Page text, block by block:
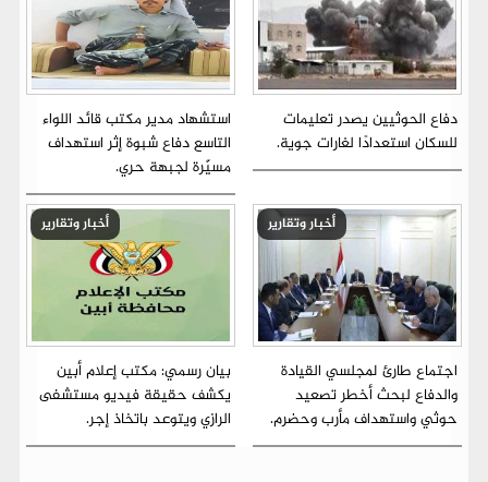
دفاع الحوثيين يصدر تعليمات
للسكان استعدادًا لغارات جوية.
استشهاد مدير مكتب قائد اللواء
التاسع دفاع شبوة إثر استهداف
مسيّرة لجبهة حري.
أخبار وتقارير
اجتماع طارئ لمجلسي القيادة
والدفاع لبحث أخطر تصعيد
حوثي واستهداف مأرب وحضرم.
أخبار وتقارير
بيان رسمي: مكتب إعلام أبين
يكشف حقيقة فيديو مستشفى
الرازي ويتوعد باتخاذ إجر.